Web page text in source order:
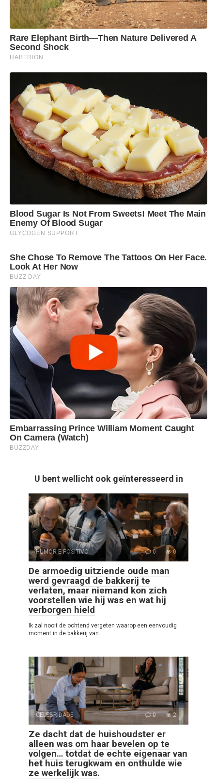
U bent wellicht ook geïnteresseerd in
HUMOR E POSITIVO 0 0
De armoedig uitziende oude man
werd gevraagd de bakkerij te
verlaten, maar niemand kon zich
voorstellen wie hij was en wat hij
verborgen hield
Ik zal nooit de ochtend vergeten waarop een eenvoudig
moment in de bakkerij van
CELEBRIDADE 0 2
Ze dacht dat de huishoudster er
alleen was om haar bevelen op te
volgen… totdat de echte eigenaar van
het huis terugkwam en onthulde wie
ze werkelijk was.